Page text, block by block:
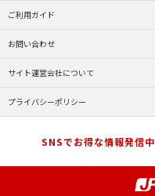
ご利用ガイド
お問い合わせ
サイト運営会社について
プライバシーポリシー
SNSでお得な情報発信中